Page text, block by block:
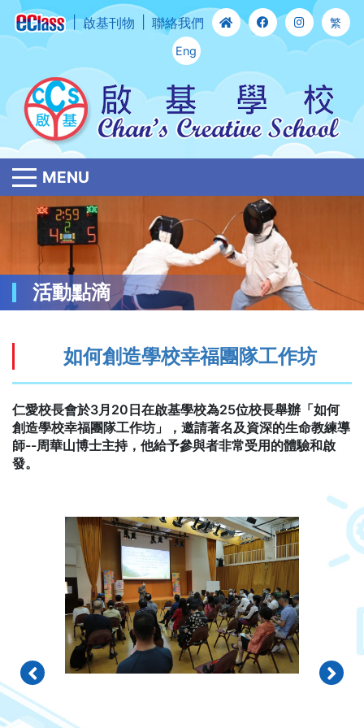
啟基刊物 聯絡我們 繁
Eng
MENU
活動點滴
如何創造學校幸福團隊工作坊
仁愛校長會於3月20日在啟基學校為25位校長舉辦「如何
創造學校幸福團隊工作坊」，邀請著名及資深的生命教練導
師--周華山博士主持，他給予參與者非常受用的體驗和啟
發。